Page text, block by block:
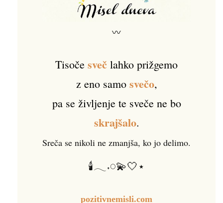
〰
Tisoče sveč lahko prižgemo
z eno samo svečo,
pa se življenje te sveče ne bo
skrajšalo.
Sreča se nikoli ne zmanjša, ko jo delimo.
🕯️𓂃˖𓏸💫🤍⋆
pozitivnemisli.com